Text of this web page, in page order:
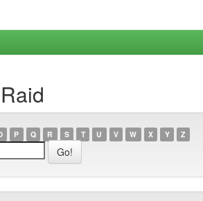
P Q R S T U V W X Y Z